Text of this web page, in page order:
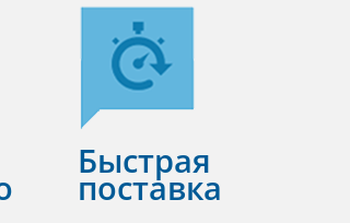
Быстрая
поставка